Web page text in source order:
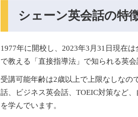
シェーン英会話の特
1977年に開校し、2023年3月31日現在
で教える「直接指導法」で知られる英会
受講可能年齢は2歳以上で上限なしなの
話、ビジネス英会話、TOEIC対策など
を学んでいます。